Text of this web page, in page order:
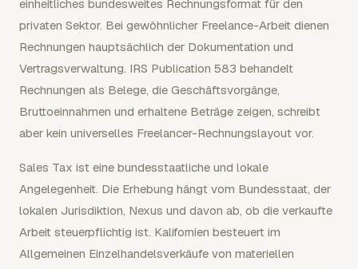
einheitliches bundesweites Rechnungsformat für den
privaten Sektor. Bei gewöhnlicher Freelance-Arbeit dienen
Rechnungen hauptsächlich der Dokumentation und
Vertragsverwaltung. IRS Publication 583 behandelt
Rechnungen als Belege, die Geschäftsvorgänge,
Bruttoeinnahmen und erhaltene Beträge zeigen, schreibt
aber kein universelles Freelancer-Rechnungslayout vor.
Sales Tax ist eine bundesstaatliche und lokale
Angelegenheit. Die Erhebung hängt vom Bundesstaat, der
lokalen Jurisdiktion, Nexus und davon ab, ob die verkaufte
Arbeit steuerpflichtig ist. Kalifornien besteuert im
Allgemeinen Einzelhandelsverkäufe von materiellen